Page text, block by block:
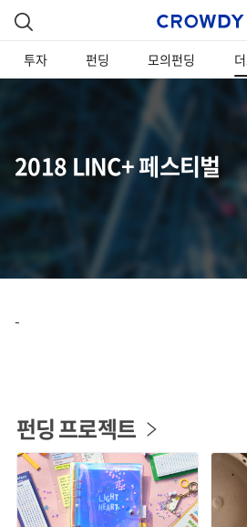
투자 펀딩 모의펀딩
2018 LINC+ 페스티벌
-
펀딩 프로젝트